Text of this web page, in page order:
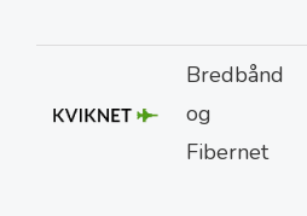
Bredbånd
og
Fibernet